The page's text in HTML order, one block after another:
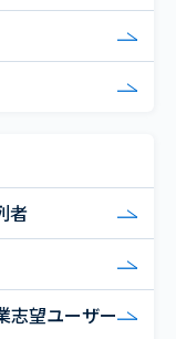
者
志望ユーザー